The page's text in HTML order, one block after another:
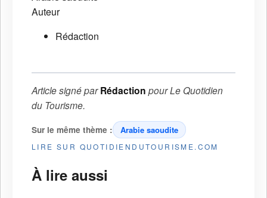
Auteur
Rédaction
Article signé parRédaction pourLe Quotidien
du Tourisme.
Sur le même thème : Arabie saoudite
LIRE SUR QUOTIDIENDUTOURISME.COM
À lire aussi